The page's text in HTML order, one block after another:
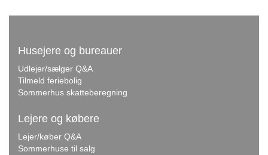
Husejere og bureauer
Udlejer/sælger Q&A
Tilmeld feriebolig
Sommerhus skatteberegning
Lejere og købere
Lejer/køber Q&A
Sommerhuse til salg